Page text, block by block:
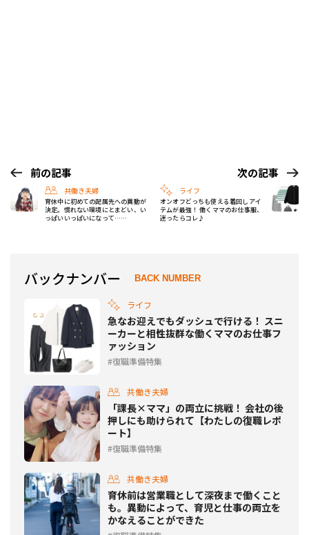
前の記事
共働き夫婦
育休中に初めての配属先への異動が
決定。慣れない環境にとまどい、い
っぱいいっぱいになって……
次の記事
ライフ
オンオフどっちも使える着回しアイ
テムが最強！ 働くママのお仕事服、
迷ったらコレ♪
バックナンバー BACK NUMBER
ライフ
急なお迎えでもダッシュで行ける！ スニ
ーカーと相性抜群な働くママのお仕事フ
ァッション
復職準備特集
共働き夫婦
「課長×ママ」の両立に挑戦！ 会社の後
押しにも助けられて【わたしの復職レポ
ート】
復職準備特集
共働き夫婦
育休前は営業職として深夜まで働くこと
も。異動によって、育児と仕事の両立を
かなえることができた